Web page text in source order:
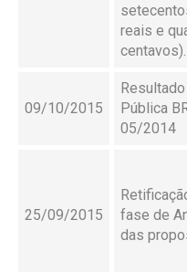
reais e
centavos).
09/10/2015
Pública
05/2014
25/09/2015
fase de
das